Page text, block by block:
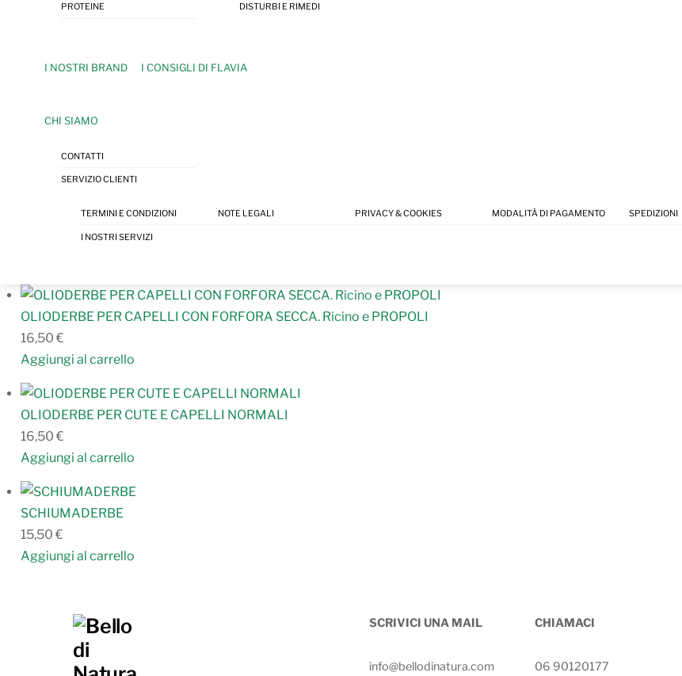
PROTEINE DISTURBI E RIMEDI
I NOSTRI BRAND I CONSIGLI DI FLAVIA
CHI SIAMO
CONTATTI
SERVIZIO CLIENTI
TERMINI E CONDIZIONI NOTE LEGALI PRIVACY & COOKIES MODALITÀ DI PAGAMENTO SPEDIZIONI
I NOSTRI SERVIZI
OLIODERBE PER CAPELLI CON FORFORA SECCA. Ricino e PROPOLI
16,50 €
Aggiungi al carrello
OLIODERBE PER CUTE E CAPELLI NORMALI
16,50 €
Aggiungi al carrello
SCHIUMADERBE
15,50 €
Aggiungi al carrello
SCRIVICI UNA MAIL
info@bellodinatura.com
CHIAMACI
06 90120177